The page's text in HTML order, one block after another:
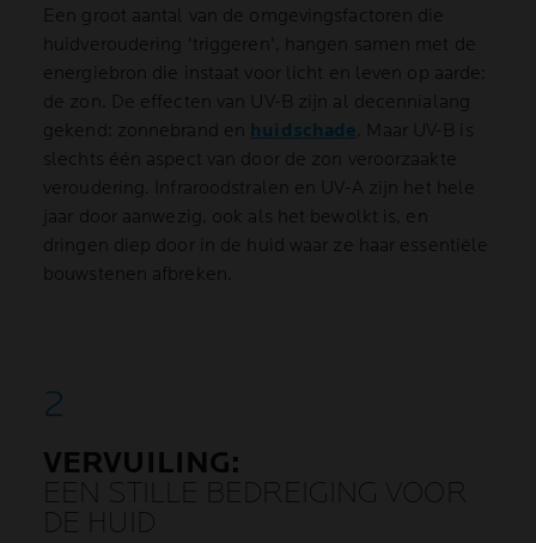
Een groot aantal van de omgevingsfactoren die
huidveroudering 'triggeren', hangen samen met de
energiebron die instaat voor licht en leven op aarde:
de zon. De effecten van UV-B zijn al decennialang
gekend: zonnebrand en huidschade . Maar UV-B is
slechts één aspect van door de zon veroorzaakte
veroudering. Infraroodstralen en UV-A zijn het hele
jaar door aanwezig, ook als het bewolkt is, en
dringen diep door in de huid waar ze haar essentiële
bouwstenen afbreken.
VERVUILING:
EEN STILLE BEDREIGING VOOR
DE HUID